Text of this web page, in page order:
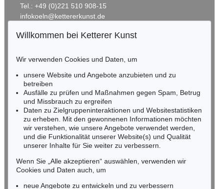
Auktion 610 - Lot 426000322
MARC CHAGALL
Chagall Lithographe. Bde. 1-3 , 1960
Schätzpreis:€ 1.000
Auktion 560 - Lot 8
Ergebnis:€ 787.400
Auktion 606 - Lot 44
Tel.: +49 (0)221 510 908-15
infokoeln@kettererkunst.de
RHEINLAND-PFALZ
Miriam Heß
Tel.: +49 (0)62 21 58 80-038
Fax: +49 (0)62 21 58 80-595
infoheidelberg@kettererkunst.de
NORDDEUTSCHLAND
Nico Kassel, M.A.
Tel.: +49 (0)89 55244-164
Mobil: +49 (0)171 8618661
n.kassel@kettererkunst.de
Willkommen bei Ketterer Kunst
Wir verwenden Cookies und Daten, um
unsere Website und Angebote anzubieten und zu
betreiben
Ausfälle zu prüfen und Maßnahmen gegen Spam, Betrug
und Missbrauch zu ergreifen
Daten zu Zielgruppeninteraktionen und Websitestatistiken
zu erheben. Mit den gewonnenen Informationen möchten
wir verstehen, wie unsere Angebote verwendet werden,
und die Funktionalität unserer Website(s) und Qualität
unserer Inhalte für Sie weiter zu verbessern.
Wenn Sie „Alle akzeptieren“ auswählen, verwenden wir
Cookies und Daten auch, um
neue Angebote zu entwickeln und zu verbessern